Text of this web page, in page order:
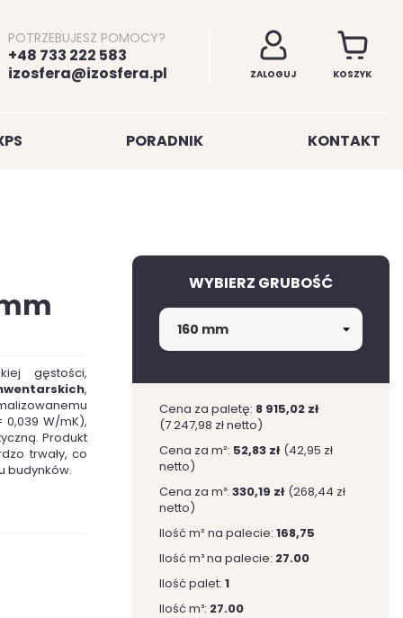
POTRZEBUJESZ POMOCY?
+48 733 222 583
izosfera@izosfera.pl
ZALOGUJ KOSZYK
PORADNIK KONTAKT
gęstości,
,
0,039 W/mK),
Produkt
trwały, co
budynków.
WYBIERZ GRUBOŚĆ
Cena za paletę: 8 915,02 zł
(7 247,98 zł netto)
Cena za m²: 52,83 zł (42,95 zł
netto)
Cena za m³: 330,19 zł (268,44 zł
netto)
Ilość m² na palecie: 168,75
Ilość m³ na palecie: 27.00
Ilość palet: 1
Ilość m³: 27.00